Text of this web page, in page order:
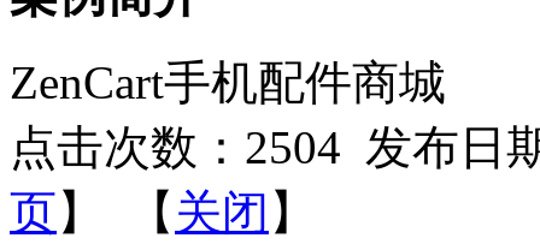
ZenCart手机配件商城
点击次数： 2504 发布日
页】 【 关闭 】